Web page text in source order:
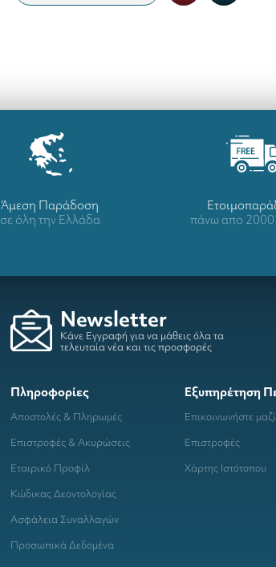
Άμεση Παράδοση
σε όλη την Ελλάδα
πάνω απο 2000
Newsletter
Κάνε Εγγραφή για να μάθεις όλα τα
τελευταία νέα και τις προσφορές
Πληροφορίες
Αποστολές & Πληρωμές
Επιστροφές & Ακυρώσεις
Εταιρικό Προφίλ
Κώδικας Δεοντολογίας
Ασφάλεια Συναλλαγών
Προσωπικά Δεδομένα
Εξυπηρέτηση
Επικοινωνήστε
Επιστροφές
Χάρτης Ιστότοπου